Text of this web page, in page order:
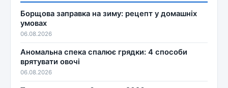
Борщова заправка на зиму: рецепт у домашніх
умовах
06.08.2026
Аномальна спека спалює грядки: 4 способи
врятувати овочі
06.08.2026